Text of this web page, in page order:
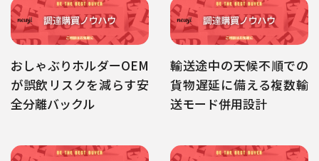
おしゃぶりホルダーOEM
が誤飲リスクを減らす安
全分離バックル
輸送途中の天候不順での
貨物遅延に備える複数輸
送モード併用設計